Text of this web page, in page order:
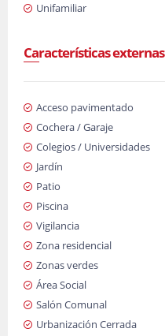
Unifamiliar
Características externas
Acceso pavimentado
Cochera / Garaje
Colegios / Universidades
Jardín
Patio
Piscina
Vigilancia
Zona residencial
Zonas verdes
Área Social
Salón Comunal
Urbanización Cerrada